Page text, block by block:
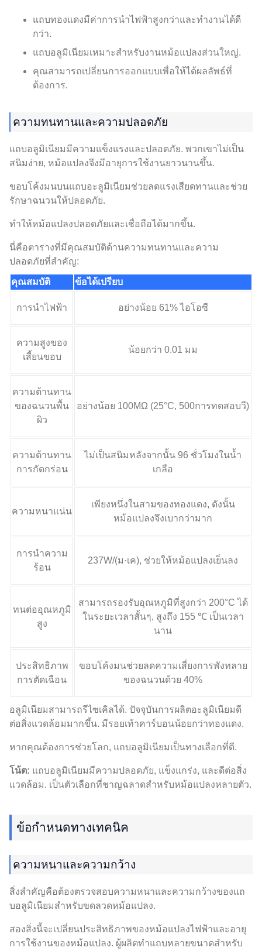
แถบทองแดงมีค่าการนำไฟฟ้าสูงกว่าและทำงานได้ดี
กว่า.
แถบอลูมิเนียมเหมาะสำหรับงานหม้อแปลงส่วนใหญ่.
คุณสามารถเปลี่ยนการออกแบบเพื่อให้ได้ผลลัพธ์ที่
ต้องการ.
ความทนทานและความปลอดภัย
แถบอลูมิเนียมมีความแข็งแรงและปลอดภัย. พวกเขาไม่เป็น
สนิมง่าย, หม้อแปลงจึงมีอายุการใช้งานยาวนานขึ้น.
ขอบโค้งมนบนแถบอะลูมิเนียมช่วยลดแรงเสียดทานและช่วย
รักษาฉนวนให้ปลอดภัย.
ทำให้หม้อแปลงปลอดภัยและเชื่อถือได้มากขึ้น.
นี่คือตารางที่มีคุณสมบัติด้านความทนทานและความ
ปลอดภัยที่สำคัญ:
คุณสมบัติ ข้อได้เปรียบ
การนำไฟฟ้า อย่างน้อย 61% ไอโอซี
ความสูงของ
เสี้ยนขอบ
น้อยกว่า 0.01 มม
ความต้านทาน
ของฉนวนพื้น
ผิว
อย่างน้อย 100MΩ (25°C, 500การทดสอบวี)
ความต้านทาน
การกัดกร่อน
ไม่เป็นสนิมหลังจากนั้น 96 ชั่วโมงในน้ำ
เกลือ
ความหนาแน่น
เพียงหนึ่งในสามของทองแดง, ดังนั้น
หม้อแปลงจึงเบากว่ามาก
การนำความ
ร้อน
237W/(ม·เค), ช่วยให้หม้อแปลงเย็นลง
ทนต่ออุณหภูมิ
สูง
สามารถรองรับอุณหภูมิที่สูงกว่า 200°C ได้
ในระยะเวลาสั้นๆ, สูงถึง 155 ℃ เป็นเวลา
นาน
ประสิทธิภาพ
การตัดเฉือน
ขอบโค้งมนช่วยลดความเสี่ยงการพังทลาย
ของฉนวนด้วย 40%
อลูมิเนียมสามารถรีไซเคิลได้. ปัจจุบันการผลิตอะลูมิเนียมดี
ต่อสิ่งแวดล้อมมากขึ้น. มีรอยเท้าคาร์บอนน้อยกว่าทองแดง.
หากคุณต้องการช่วยโลก, แถบอลูมิเนียมเป็นทางเลือกที่ดี.
โน้ต: แถบอลูมิเนียมมีความปลอดภัย, แข็งแกร่ง, และดีต่อสิ่ง
แวดล้อม. เป็นตัวเลือกที่ชาญฉลาดสำหรับหม้อแปลงหลายตัว.
ข้อกำหนดทางเทคนิค
ความหนาและความกว้าง
สิ่งสำคัญคือต้องตรวจสอบความหนาและความกว้างของแถ
บอลูมิเนียมสำหรับขดลวดหม้อแปลง.
สองสิ่งนี้จะเปลี่ยนประสิทธิภาพของหม้อแปลงไฟฟ้าและอายุ
การใช้งานของหม้อแปลง. ผู้ผลิตทำแถบหลายขนาดสำหรับ